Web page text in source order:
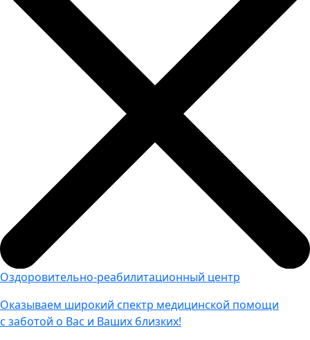
Оздоровительно-реабилитационный центр
Оказываем широкий спектр медицинской помощи
с заботой о Вас и Ваших близких!